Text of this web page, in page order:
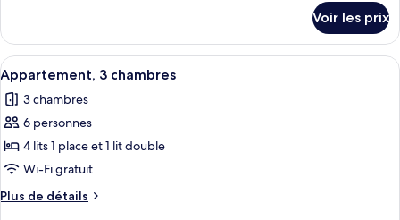
Appartement,
chambres
le
type
de
chambre
Appartement,
2
Voir les prix
Afficher
toutes
les
photos
pour
ce
type
de
Chambres insonorisées, Wi-Fi gratuit
3
Appartement, 3 chambres
3 chambres
6 personnes
4 lits 1 place et 1 lit double
Wi-Fi gratuit
Plus de détails
Plus